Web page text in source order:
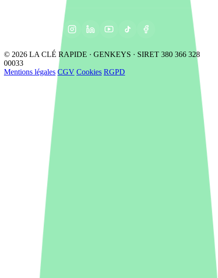
© 2026 LA CLÉ RAPIDE · GENKEYS · SIRET 380 366 328
00033
Mentions légales CGV Cookies RGPD